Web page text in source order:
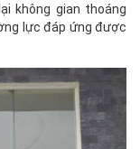
không gian thoáng
lực đáp ứng được